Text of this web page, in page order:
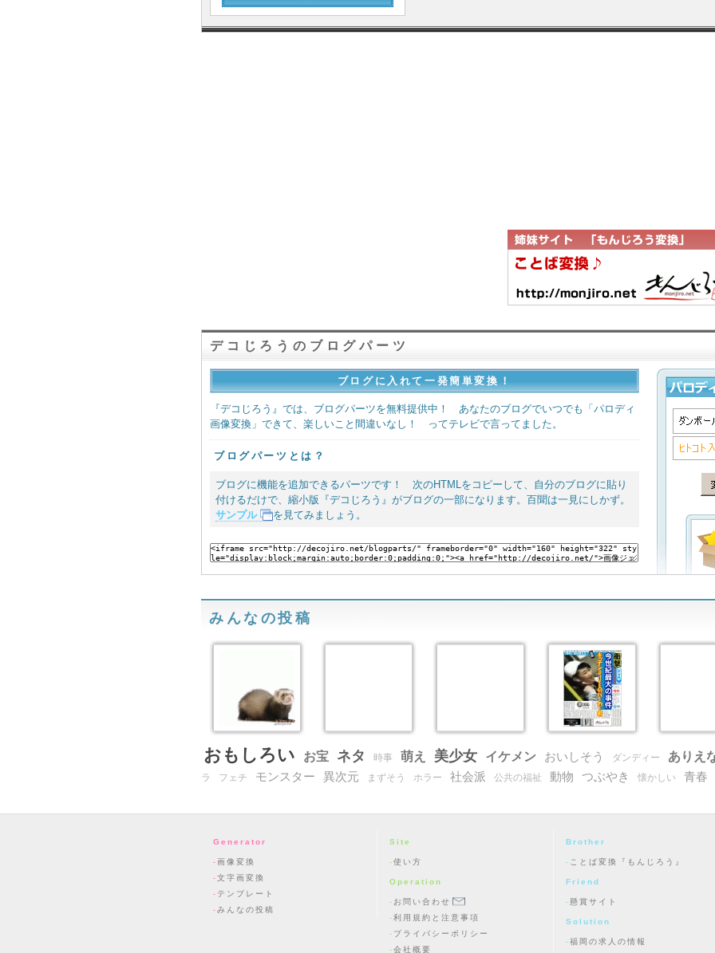
デコじろうのブログパーツ
ブログに入れて一発簡単変換！
『デコじろう』では、ブログパーツを無料提供中！ あなたのブログでいつでも「パロディ
画像変換」できて、楽しいこと間違いなし！ ってテレビで言ってました。
ブログパーツとは？
ブログに機能を追加できるパーツです！ 次のHTMLをコピーして、自分のブログに貼り
付けるだけで、縮小版『デコじろう』がブログの一部になります。百聞は一見にしかず。
サンプル
を見てみましょう。
みんなの投稿
おもしろい お宝 ネタ 時事 萌え 美少女 イケメン おいしそう ダンディー ありえ
ラ フェチ モンスター 異次元 まずそう ホラー 社会派 公共の福祉 動物 つぶやき 懐かしい 青春
Generator
画像変換
文字画変換
テンプレート
みんなの投稿
Site
使い方
Operation
お問い合わせ
利用規約と注意事項
プライバシーポリシー
会社概要
Brother
ことば変換『もんじろう』
Friend
懸賞サイト
Solution
福岡の求人の情報